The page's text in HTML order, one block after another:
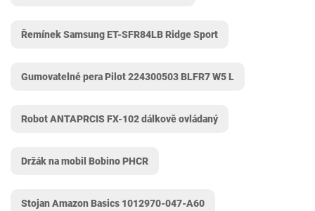
Řemínek Samsung ET-SFR84LB Ridge Sport
Gumovatelné pera Pilot 224300503 BLFR7 W5 L
Robot ANTAPRCIS FX-102 dálkově ovládaný
Držák na mobil Bobino ‎PHCR
Stojan Amazon Basics 1012970-047-A60